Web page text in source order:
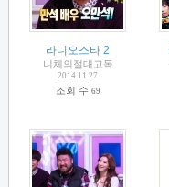
라디오스타 2
니체의절대고독
2014.11.27
조회 수 69